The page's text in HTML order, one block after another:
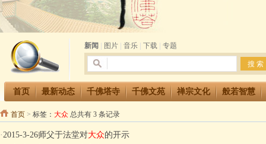
[法讯]
恭请海涛法师莅临千佛塔寺弘法
[法讯]
2014年七月大法会 祈福息灾地藏七 冥阳两利普渡群蒙盂兰盆
[法讯] 千佛塔寺云门佛学院女众部2014年招生简章
新闻
图片 音乐 下载 专题
首页 最新动态 千佛塔寺 千佛文苑 禅宗文化 般若智慧
首页 > 标签： 大众 总共有 3 条记录
·2015-3-26师父于法堂对大众的开示